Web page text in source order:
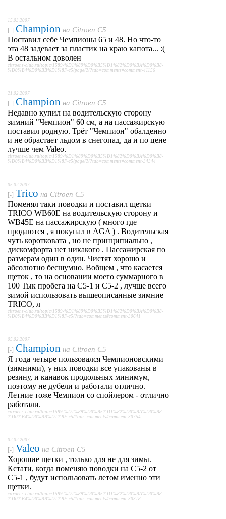
15.03.2007
[-] Champion на Citroen C5
Поставил себе Чемпионы 65 и 48. Но что-то
эта 48 задевает за пластик на краю капота... :(
В остальном доволен
citroens-club.ru/topic/1589-%D1%89%D0%B5%D1%82%D0%BA%D0%B8-
%D0%B4%D0%BB%D1%8F-c5/page/2/?tab=comments#comment-41156
21.02.2007
[-] Champion на Citroen C5
Недавно купил на водительскую сторону
зимний "Чемпион" 60 см, а на пассажирскую
поставил родную. Трёт "Чемпион" обалденно
и не обрастает льдом в снегопад, да и по цене
лучше чем Valeo.
citroens-club.ru/topic/1589-%D1%89%D0%B5%D1%82%D0%BA%D0%B8-
%D0%B4%D0%BB%D1%8F-c5/page/2/?tab=comments#comment-34344
05.02.2007
[-] Trico на Citroen C5
Поменял таки поводки и поставил щетки
TRICO WB60E на водительскую сторону и
WB45Е на пассажирскую ( много где
продаются , я покупал в AGA ) . Водительская
чуть коротковата , но не принципиально ,
дискомфорта нет никакого . Пассажирская по
размерам один в один. Чистят хорошо и
абсолютно бесшумно. Вобщем , что касается
щеток , то на основании моего суммарного в
100 Тык пробега на С5-1 и С5-2 , лучше всего
зимой использовать вышеописанные зимние
TRICO, л
citroens-club.ru/topic/1589-%D1%89%D0%B5%D1%82%D0%BA%D0%B8-
%D0%B4%D0%BB%D1%8F-c5/?tab=comments#comment-30641
05.02.2007
[-] Champion на Citroen C5
Я года четыре пользовался Чемпионовскими
(зимними), у них поводки все упакованы в
резину, и канавок продольных минимум,
поэтому не дубели и работали отлично.
Летние тоже Чемпион со спойлером - отлично
работали.
citroens-club.ru/topic/1589-%D1%89%D0%B5%D1%82%D0%BA%D0%B8-
%D0%B4%D0%BB%D1%8F-c5/?tab=comments#comment-30754
02.02.2007
[-] Valeo на Citroen C5
Хорошие щетки , только для не для зимы.
Кстати, когда поменяю поводки на С5-2 от
С5-1 , будут использовать летом именно эти
щетки.
citroens-club.ru/topic/1589-%D1%89%D0%B5%D1%82%D0%BA%D0%B8-
%D0%B4%D0%BB%D1%8F-c5/?tab=comments#comment-30318